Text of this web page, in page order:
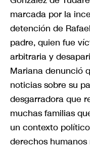
marcada por la
detención de
padre, quien fue
arbitraria y
Mariana denunció
noticias sobre su
desgarradora que
muchas familias
un contexto
derechos